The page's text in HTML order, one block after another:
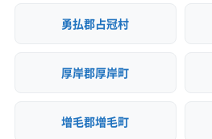
勇払郡占冠村
厚岸郡厚岸町
増毛郡増毛町